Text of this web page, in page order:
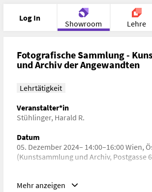
Log In
Showroom Lehre
Portfolio Image Cloud
Fotografische Sammlung -
und Archiv der Angewandten
Lehrtätigkeit
Veranstalter*in
Stühlinger, Harald R.
Datum
05. Dezember 2024– 14:00–16:00 Wien,
(Kunstsammlung und Archiv, Postgasse
Kunstgeschichte, Mediengeschichte,
Mehr anzeigen